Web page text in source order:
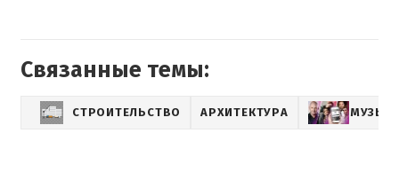
Связанные темы:
СТРОИТЕЛЬСТВО АРХИТЕКТУРА